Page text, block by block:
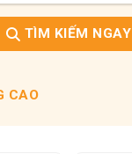
TÌM KIẾM NGAY
CAO